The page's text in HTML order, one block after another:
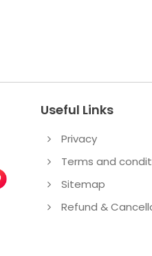
Useful Links
Privacy
Terms and
Sitemap
Refund &